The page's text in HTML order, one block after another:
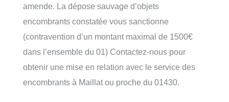
amende. La dépose sauvage d’objets
encombrants constatée vous sanctionne
(contravention d’un montant maximal de 1500€
dans l’ensemble du 01) Contactez-nous pour
obtenir une mise en relation avec le service des
encombrants à Maillat ou proche du 01430.